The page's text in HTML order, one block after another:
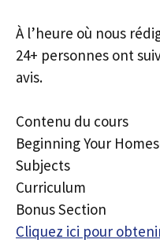
À l’heure où nous
24+ personnes ont
avis.
Contenu du cours
Beginning Your
Subjects
Curriculum
Bonus Section
Cliquez ici pour